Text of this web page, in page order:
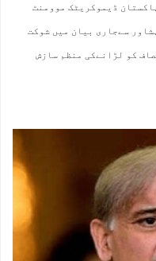
ڈیموکریٹک موومنٹ
سےجاری بیان میں شوکت
کو لڑانےکی منظم سازش